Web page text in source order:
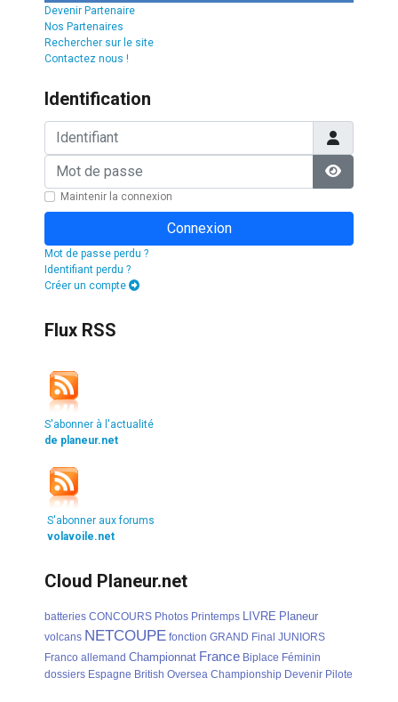
Devenir Partenaire
Nos Partenaires
Rechercher sur le site
Contactez nous !
Identification
Identifiant
Mot de passe
Afficher
Maintenir la connexion
Connexion
Mot de passe perdu ?
Identifiant perdu ?
Créer un compte
Flux RSS
S'abonner à l'actualité
de planeur.net
S'abonner aux forums
volavoile.net
Cloud Planeur.net
batteries CONCOURS Photos Printemps LIVRE Planeur
volcans NETCOUPE fonction GRAND Final JUNIORS
Franco allemand Championnat France Biplace Féminin
dossiers Espagne British Oversea Championship Devenir Pilote